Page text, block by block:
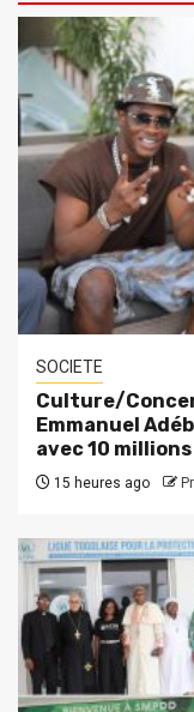
SOCIETE
Culture/
Emmanuel
avec 10
15 heures ago